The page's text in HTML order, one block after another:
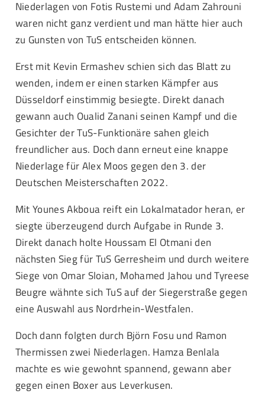
Niederlagen von Fotis Rustemi und Adam Zahrouni
waren nicht ganz verdient und man hätte hier auch
zu Gunsten von TuS entscheiden können.
Erst mit Kevin Ermashev schien sich das Blatt zu
wenden, indem er einen starken Kämpfer aus
Düsseldorf einstimmig besiegte. Direkt danach
gewann auch Oualid Zanani seinen Kampf und die
Gesichter der TuS-Funktionäre sahen gleich
freundlicher aus. Doch dann erneut eine knappe
Niederlage für Alex Moos gegen den 3. der
Deutschen Meisterschaften 2022.
Mit Younes Akboua reift ein Lokalmatador heran, er
siegte überzeugend durch Aufgabe in Runde 3.
Direkt danach holte Houssam El Otmani den
nächsten Sieg für TuS Gerresheim und durch weitere
Siege von Omar Sloian, Mohamed Jahou und Tyreese
Beugre wähnte sich TuS auf der Siegerstraße gegen
eine Auswahl aus Nordrhein-Westfalen.
Doch dann folgten durch Björn Fosu und Ramon
Thermissen zwei Niederlagen. Hamza Benlala
machte es wie gewohnt spannend, gewann aber
gegen einen Boxer aus Leverkusen.